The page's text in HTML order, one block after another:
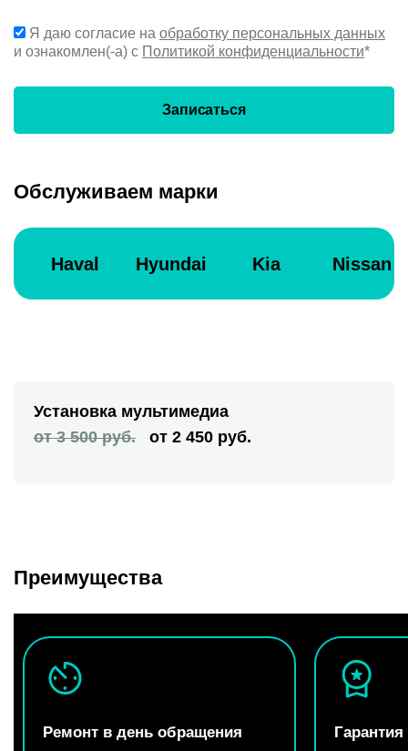
Я даю согласие на обработку персональных данных
и ознакомлен(-а) с Политикой конфиденциальности*
Записаться
Обслуживаем марки
Haval Hyundai Kia Nissan
Установка мультимедиа
от 3 500 руб.
от 2 450 руб.
Преимущества
Ремонт в день обращения